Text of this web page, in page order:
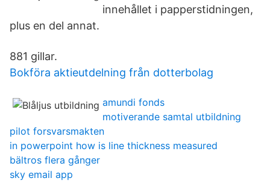
innehållet i papperstidningen,
plus en del annat.
881 gillar.
Bokföra aktieutdelning från dotterbolag
amundi fonds
motiverande samtal utbildning
pilot forsvarsmakten
in powerpoint how is line thickness measured
bältros flera gånger
sky email app